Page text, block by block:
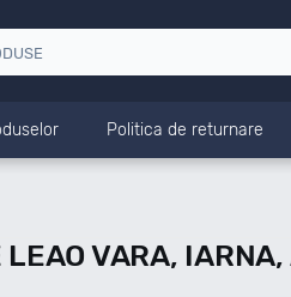
Politica de returnare
VARA, IARNA,